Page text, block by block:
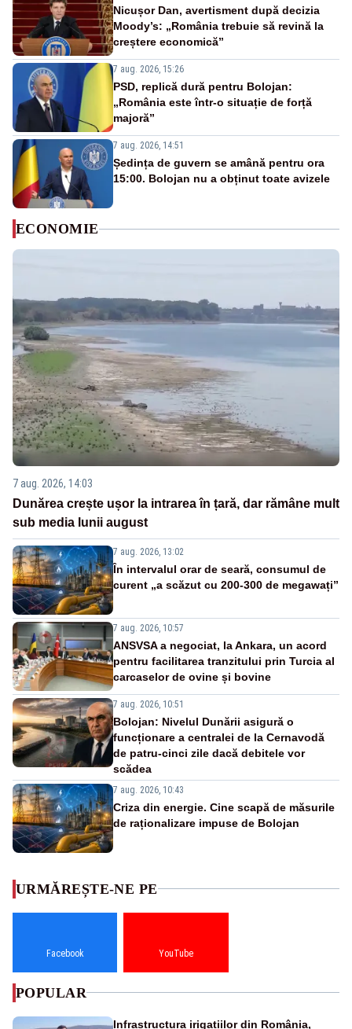
Nicușor Dan, avertisment după decizia
Moody’s: „România trebuie să revină la
creștere economică”
7 aug. 2026, 15:26
PSD, replică dură pentru Bolojan:
„România este într-o situație de forță
majoră”
7 aug. 2026, 14:51
Ședința de guvern se amână pentru ora
15:00. Bolojan nu a obținut toate avizele
ECONOMIE
7 aug. 2026, 14:03
Dunărea crește ușor la intrarea în țară, dar rămâne mult
sub media lunii august
7 aug. 2026, 13:02
În intervalul orar de seară, consumul de
curent „a scăzut cu 200-300 de megawați”
7 aug. 2026, 10:57
ANSVSA a negociat, la Ankara, un acord
pentru facilitarea tranzitului prin Turcia al
carcaselor de ovine și bovine
7 aug. 2026, 10:51
Bolojan: Nivelul Dunării asigură o
funcționare a centralei de la Cernavodă
de patru-cinci zile dacă debitele vor
scădea
7 aug. 2026, 10:43
Criza din energie. Cine scapă de măsurile
de raționalizare impuse de Bolojan
URMĂREȘTE-NE PE
Facebook YouTube
POPULAR
Infrastructura irigațiilor din România,